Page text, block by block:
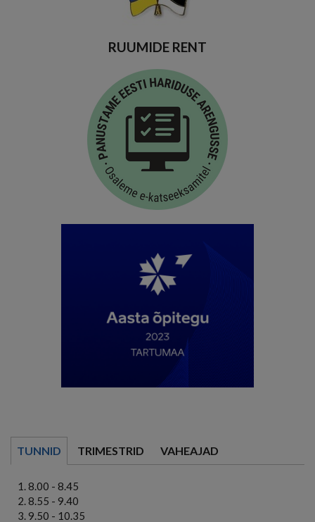
RUUMIDE RENT
TUNNID TRIMESTRID VAHEAJAD
8.00 - 8.45
8.55 - 9.40
9.50 - 10.35